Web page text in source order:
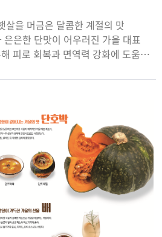
살을 머금은 달콤한 계절의 맛
은한 단맛이 어우러진 가을 대표
피로 회복과 면역력 강화에 도움을
의 중심 배추배추는 11월 김장철을